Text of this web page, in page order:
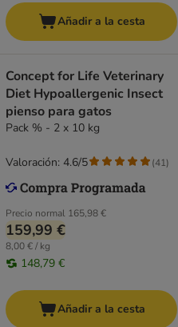
Añadir a la cesta
Concept for Life Veterinary
Diet Hypoallergenic Insect
pienso para gatos
Pack % - 2 x 10 kg
Precio normal 165,98 €
159,99 €
8,00 € / kg
148,79 €
Valoración: 4.6/5 (41)
Añadir a la cesta